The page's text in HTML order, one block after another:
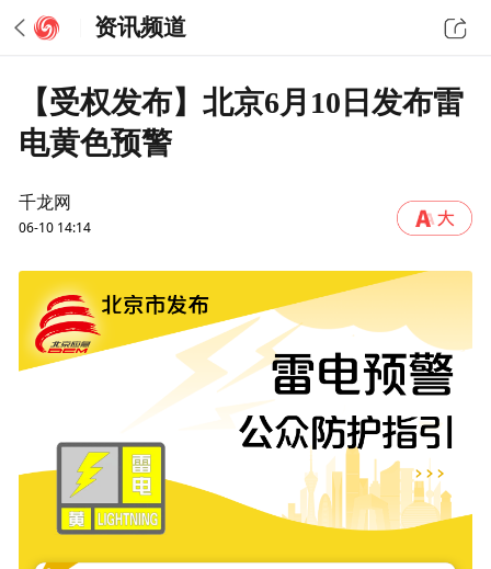
资讯频道
【受权发布】北京6月10日发布雷
电黄色预警
千龙网
06-10 14:14